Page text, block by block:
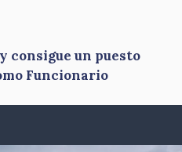
consigue un puesto
Funcionario